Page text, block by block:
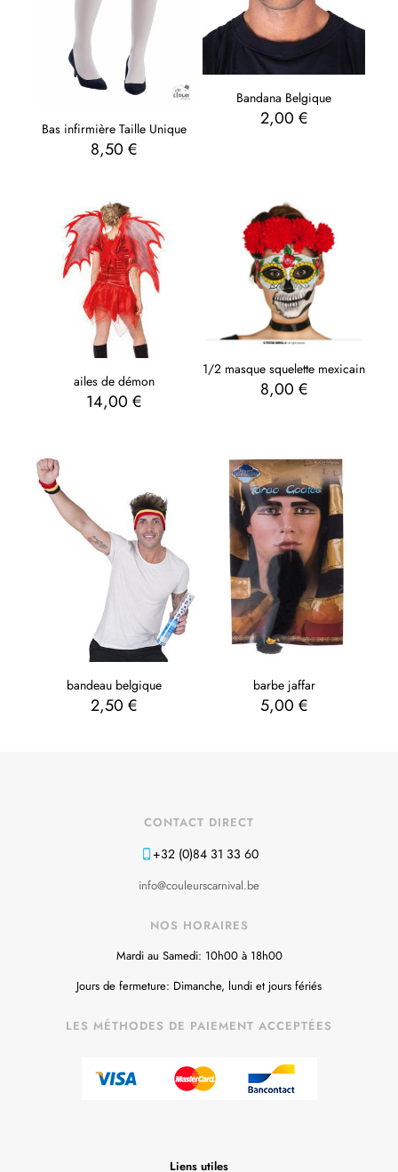
Bas infirmière Taille Unique
8,50€
Bandana Belgique
2,00 €
ailes de démon
14,00€
1/2 masque squelette mexicain
8,00 €
bandeau belgique
2,50€
barbe jaffar
5,00 €
CONTACT DIRECT
+32 (0)84 31 33 60
info@couleurscarnival.be
NOS HORAIRES
Mardi au Samedi: 10h00 à 18h00
Jours de fermeture: Dimanche, lundi et jours fériés
LES MÉTHODES DE PAIEMENT ACCEPTÉES
Liens utiles